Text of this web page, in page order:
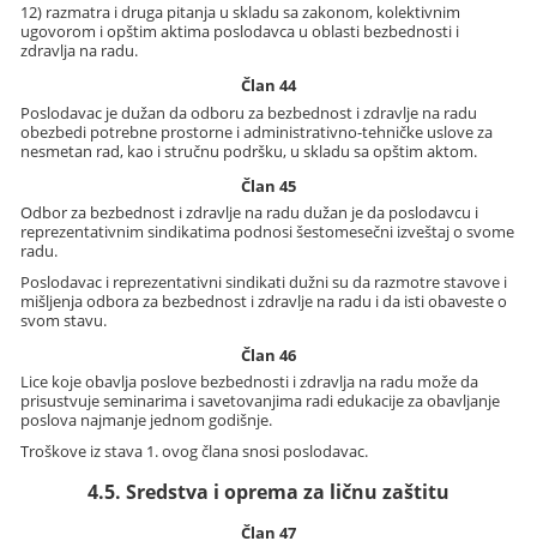
12) razmatra i druga pitanja u skladu sa zakonom, kolektivnim
ugovorom i opštim aktima poslodavca u oblasti bezbednosti i
zdravlja na radu.
Član 44
Poslodavac je dužan da odboru za bezbednost i zdravlje na radu
obezbedi potrebne prostorne i administrativno-tehničke uslove za
nesmetan rad, kao i stručnu podršku, u skladu sa opštim aktom.
Član 45
Odbor za bezbednost i zdravlje na radu dužan je da poslodavcu i
reprezentativnim sindikatima podnosi šestomesečni izveštaj o svome
radu.
Poslodavac i reprezentativni sindikati dužni su da razmotre stavove i
mišljenja odbora za bezbednost i zdravlje na radu i da isti obaveste o
svom stavu.
Član 46
Lice koje obavlja poslove bezbednosti i zdravlja na radu može da
prisustvuje seminarima i savetovanjima radi edukacije za obavljanje
poslova najmanje jednom godišnje.
Troškove iz stava 1. ovog člana snosi poslodavac.
4.5. Sredstva i oprema za ličnu zaštitu
Član 47